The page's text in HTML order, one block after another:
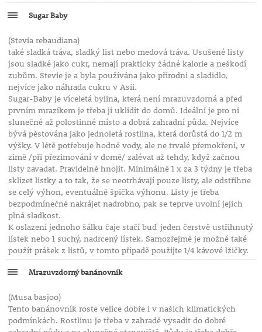
Sugar Baby
(Stevia rebaudiana)
také sladká tráva, sladký list nebo medová tráva. Usušené listy
jsou sladké jako cukr, nemají prakticky žádné kalorie a neškodí
zubům. Stevie je a byla používána jako přírodní a sladidlo,
nejvíce jako náhrada cukru v Asii.
Sugar-Baby je víceletá bylina, která není mrazuvzdorná a před
prvním mrazíkem je třeba ji uklidit do domů. Ideální je pro ni
slunečné až polostinné místo a dobrá zahradní půda. Nejvíce
bývá pěstována jako jednoletá rostlina, která dorůstá do 1/2 m
výšky. V létě potřebuje hodně vody, ale ne trvalé přemokření, v
zimě /při přezimování v domě/ zalévat až tehdy, když začnou
listy zavadat. Pravidelně hnojit. Minimálně 1 x za 3 týdny je třeba
sklízet lístky a to tak, že se neotrhávají pouze listy, ale odstřihne
se celý výhon, eventuálně špička výhonu. Listy je třeba
bezpodmínečně nakrájet nadrobno, pak se teprve uvolní jejich
plná sladkost.
K oslazení jednoho šálku čaje stačí buď jeden čerstvě ustřihnutý
lístek nebo 1 suchý, nadrcený lístek. Samozřejmě je možné také
použít prášek z listů, v tomto případě použijte 1/4 kávové lžičky.
Mrazuvzdorný banánovník
(Musa basjoo)
Tento banánovník roste velice dobře i v našich klimatických
podmínkách. Rostlinu je třeba v zahradě vysadit do dobré